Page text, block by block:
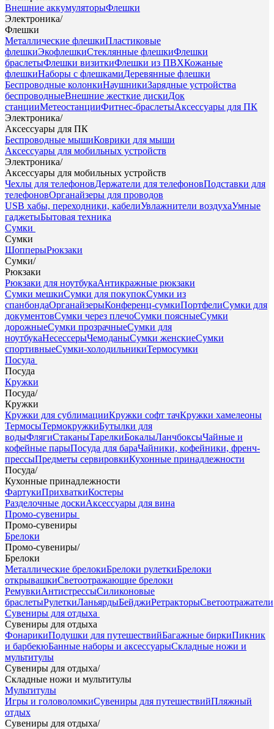
Внешние аккумуляторыФлешки
Электроника/
Флешки
Металлические флешкиПластиковые
флешкиЭкофлешкиСтеклянные флешкиФлешки
браслетыФлешки визиткиФлешки из ПВХКожаные
флешкиНаборы с флешкамиДеревянные флешки
Беспроводные колонкиНаушникиЗарядные устройства
беспроводныеВнешние жесткие дискиДок
станцииМетеостанцииФитнес-браслетыАксессуары для ПК
Электроника/
Аксессуары для ПК
Беспроводные мышиКоврики для мыши
Аксессуары для мобильных устройств
Электроника/
Аксессуары для мобильных устройств
Чехлы для телефоновДержатели для телефоновПодставки для
телефоновОрганайзеры для проводов
USB хабы, переходники, кабелиУвлажнители воздухаУмные
гаджетыБытовая техника
Сумки
Сумки
ШопперыРюкзаки
Сумки/
Рюкзаки
Рюкзаки для ноутбукаАнтикражные рюкзаки
Сумки мешкиСумки для покупокСумки из
спанбондаОрганайзерыКонференц-сумкиПортфелиСумки для
документовСумки через плечоСумки поясныеСумки
дорожныеСумки прозрачныеСумки для
ноутбукаНесессерыЧемоданыСумки женскиеСумки
спортивныеСумки-холодильникиТермосумки
Посуда
Посуда
Кружки
Посуда/
Кружки
Кружки для сублимацииКружки софт тачКружки хамелеоны
ТермосыТермокружкиБутылки для
водыФлягиСтаканыТарелкиБокалыЛанчбоксыЧайные и
кофейные парыПосуда для бараЧайники, кофейники, френч-
прессыПредметы сервировкиКухонные принадлежности
Посуда/
Кухонные принадлежности
ФартукиПрихваткиКостеры
Разделочные доскиАксессуары для вина
Промо-сувениры
Промо-сувениры
Брелоки
Промо-сувениры/
Брелоки
Металлические брелокиБрелоки рулеткиБрелоки
открывашкиСветоотражающие брелоки
РемувкиАнтистрессыСиликоновые
браслетыРулеткиЛаньярдыБейджиРетракторыСветоотражатели
Сувениры для отдыха
Сувениры для отдыха
ФонарикиПодушки для путешествийБагажные биркиПикник
и барбекюБанные наборы и аксессуарыСкладные ножи и
мультитулы
Сувениры для отдыха/
Складные ножи и мультитулы
Мультитулы
Игры и головоломкиСувениры для путешествийПляжный
отдых
Сувениры для отдыха/